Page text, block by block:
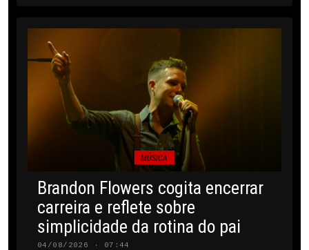
MÚSICA
Brandon Flowers cogita encerrar
carreira e reflete sobre
simplicidade da rotina do pai
04/08/2026 · 07:44